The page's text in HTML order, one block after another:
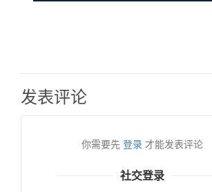
发表评论
你需要先 登录 才能发表评论
社交登录